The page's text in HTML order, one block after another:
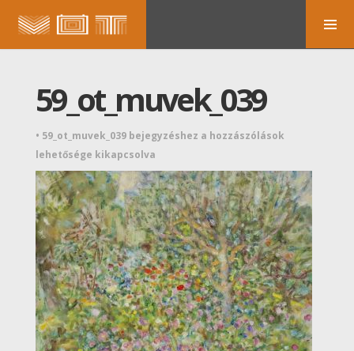
59_ot_muvek_039
• 59_ot_muvek_039 bejegyzéshez a hozzászólások
lehetősége kikapcsolva